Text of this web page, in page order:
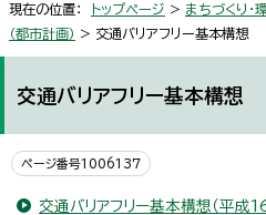
現在の位置： トップページ > まちづくり・
（都市計画） > 交通バリアフリー基本構想
交通バリアフリー基本構想
ページ番号1006137
交通バリアフリー基本構想（平成